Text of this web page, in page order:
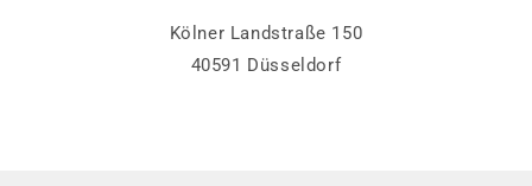
Kölner Landstraße 150
40591 Düsseldorf